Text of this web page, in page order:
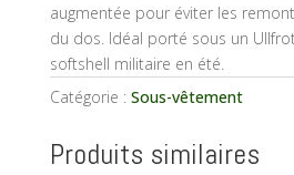
augmentée pour éviter les
du dos. Idéal porté sous un
softshell militaire en été.
Catégorie : Sous-vêtement
Produits similaires